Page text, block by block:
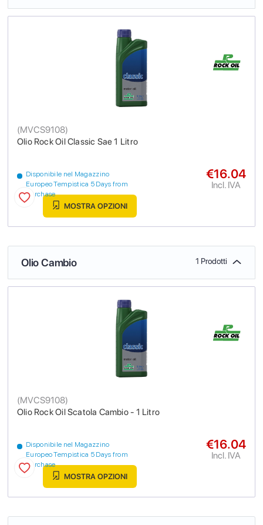
Olio Rock Oil Classic Sae 1 Litro
(MVCS9108)
Disponibile nel Magazzino
Europeo Tempistica 5 Days from
purchase
€16.04
Incl. IVA
MOSTRA OPZIONI
Olio Cambio 1 Prodotti
Olio Rock Oil Scatola Cambio - 1 Litro
(MVCS9108)
Disponibile nel Magazzino
Europeo Tempistica 5 Days from
purchase
€16.04
Incl. IVA
MOSTRA OPZIONI